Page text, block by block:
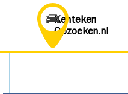
Kenteken
Opzoeken.nl